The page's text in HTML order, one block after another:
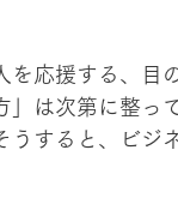
応援する、目
」は次第に整っ
すると、ビジ